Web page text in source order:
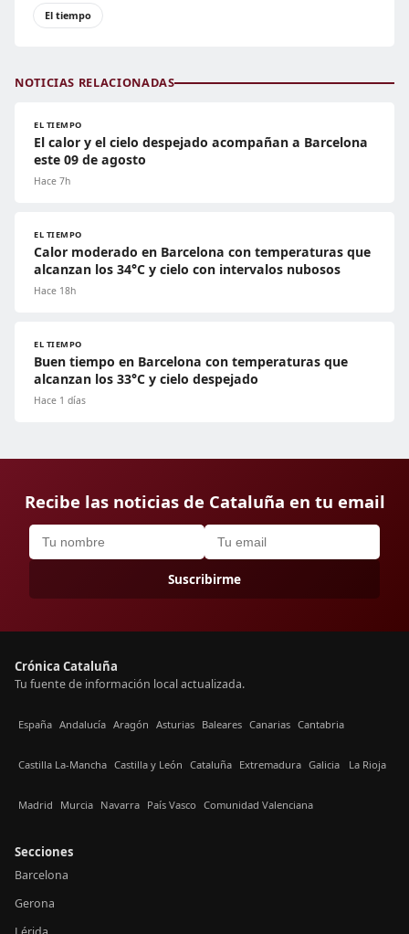
El tiempo
NOTICIAS RELACIONADAS
EL TIEMPO
El calor y el cielo despejado acompañan a Barcelona
este 09 de agosto
Hace 7h
EL TIEMPO
Calor moderado en Barcelona con temperaturas que
alcanzan los 34°C y cielo con intervalos nubosos
Hace 18h
EL TIEMPO
Buen tiempo en Barcelona con temperaturas que
alcanzan los 33°C y cielo despejado
Hace 1 días
Recibe las noticias de Cataluña en tu email
Suscribirme
Crónica Cataluña
Tu fuente de información local actualizada.
España Andalucía Aragón Asturias Baleares Canarias Cantabria
Castilla La-Mancha Castilla y León Cataluña Extremadura Galicia La Rioja
Madrid Murcia Navarra País Vasco Comunidad Valenciana
Secciones
Barcelona
Gerona